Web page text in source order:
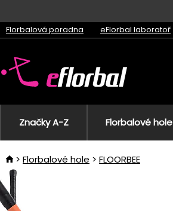
Florbalová poradna eFlorbal laboratoř
Značky A-Z Florbalové hole
Florbalové hole FLOORBEE